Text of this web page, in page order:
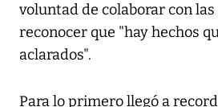
voluntad de colaborar con
reconocer que "hay hechos
aclarados".
Para lo primero llegó a